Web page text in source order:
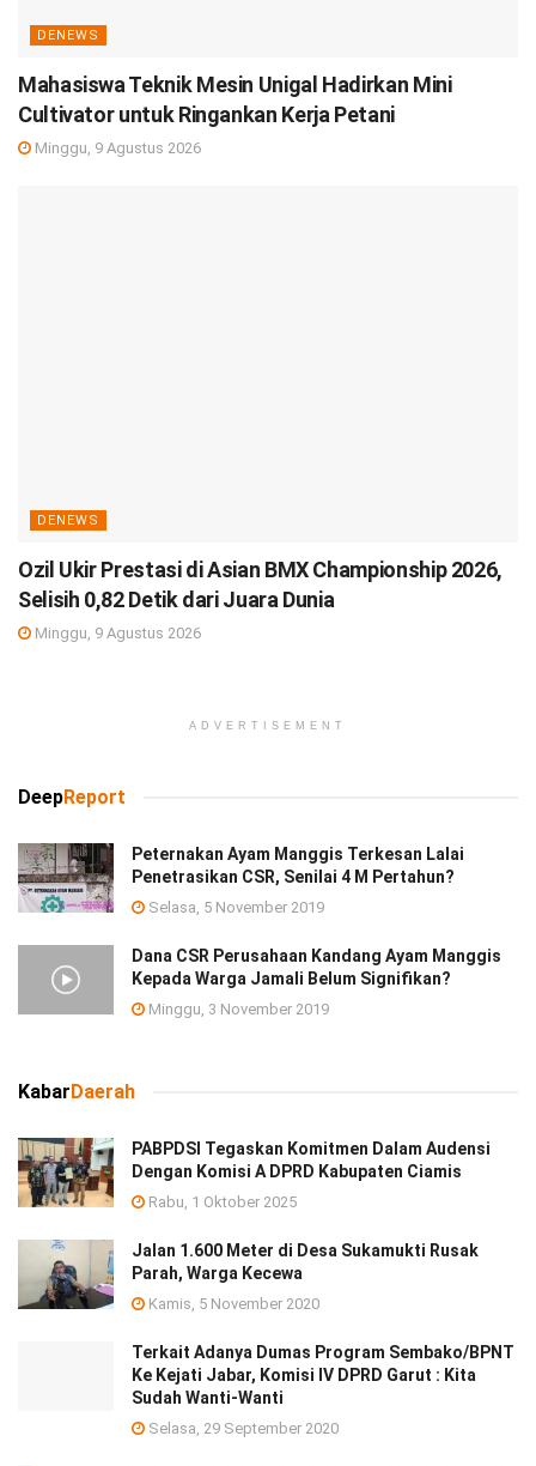
DENEWS
Mahasiswa Teknik Mesin Unigal Hadirkan Mini
Cultivator untuk Ringankan Kerja Petani
Minggu, 9 Agustus 2026
DENEWS
Ozil Ukir Prestasi di Asian BMX Championship 2026,
Selisih 0,82 Detik dari Juara Dunia
Minggu, 9 Agustus 2026
ADVERTISEMENT
DeepReport
Peternakan Ayam Manggis Terkesan Lalai
Penetrasikan CSR, Senilai 4 M Pertahun?
Selasa, 5 November 2019
Dana CSR Perusahaan Kandang Ayam Manggis
Kepada Warga Jamali Belum Signifikan?
Minggu, 3 November 2019
Kabar Daerah
PABPDSI Tegaskan Komitmen Dalam Audensi
Dengan Komisi A DPRD Kabupaten Ciamis
Rabu, 1 Oktober 2025
Jalan 1.600 Meter di Desa Sukamukti Rusak
Parah, Warga Kecewa
Kamis, 5 November 2020
Terkait Adanya Dumas Program Sembako/BPNT
Ke Kejati Jabar, Komisi IV DPRD Garut : Kita
Sudah Wanti-Wanti
Selasa, 29 September 2020